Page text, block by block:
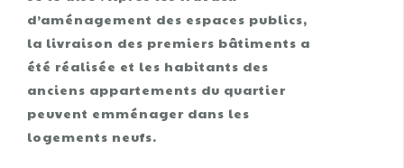
d’aménagement des espaces publics,
la livraison des premiers bâtiments a
été réalisée et les habitants des
anciens appartements du quartier
peuvent emménager dans les
logements neufs.